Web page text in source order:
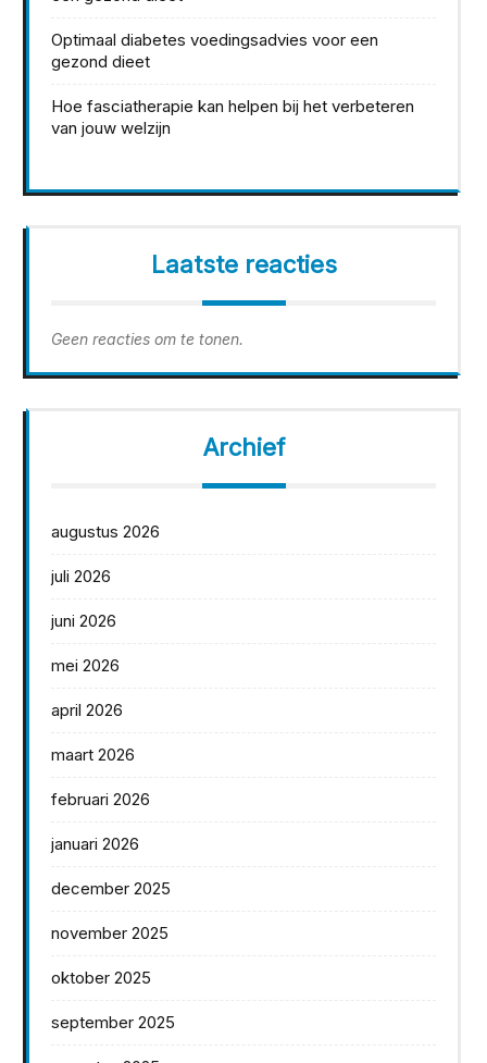
Optimaal diabetes voedingsadvies voor een
gezond dieet
Hoe fasciatherapie kan helpen bij het verbeteren
van jouw welzijn
Laatste reacties
Geen reacties om te tonen.
Archief
augustus 2026
juli 2026
juni 2026
mei 2026
april 2026
maart 2026
februari 2026
januari 2026
december 2025
november 2025
oktober 2025
september 2025